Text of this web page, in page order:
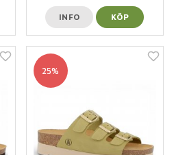
INFO KÖP
25%